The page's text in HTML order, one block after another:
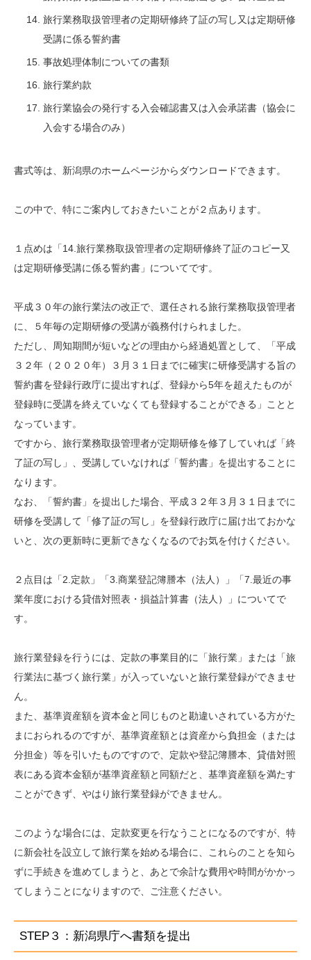
旅行業務取扱管理者の定期研修終了証の写し又は定期研修
受講に係る誓約書
事故処理体制についての書類
旅行業約款
旅行業協会の発行する入会確認書又は入会承諾書（協会に
入会する場合のみ）
書式等は、新潟県のホームページからダウンロードできます。
この中で、特にご案内しておきたいことが２点あります。
１点めは「14.旅行業務取扱管理者の定期研修終了証のコピー又
は定期研修受講に係る誓約書」についてです。
平成３０年の旅行業法の改正で、選任される旅行業務取扱管理者
に、５年毎の定期研修の受講が義務付けられました。
ただし、周知期間が短いなどの理由から経過処置として、「平成
３２年（２０２０年）３月３１日までに確実に研修受講する旨の
誓約書を登録行政庁に提出すれば、登録から5年を超えたものが
登録時に受講を終えていなくても登録することができる」ことと
なっています。
ですから、旅行業務取扱管理者が定期研修を修了していれば「終
了証の写し」、受講していなければ「誓約書」を提出することに
なります。
なお、「誓約書」を提出した場合、平成３２年３月３１日までに
研修を受講して「修了証の写し」を登録行政庁に届け出ておかな
いと、次の更新時に更新できなくなるのでお気を付けください。
２点目は「2.定款」「3.商業登記簿謄本（法人）」「7.最近の事
業年度における貸借対照表・損益計算書（法人）」についてで
す。
旅行業登録を行うには、定款の事業目的に「旅行業」または「旅
行業法に基づく旅行業」が入っていないと旅行業登録ができませ
ん。
また、基準資産額を資本金と同じものと勘違いされている方がた
まにおられるのですが、基準資産額とは資産から負担金（または
分担金）等を引いたものですので、定款や登記簿謄本、貸借対照
表にある資本金額が基準資産額と同額だと、基準資産額を満たす
ことができず、やはり旅行業登録ができません。
このような場合には、定款変更を行なうことになるのですが、特
に新会社を設立して旅行業を始める場合に、これらのことを知ら
ずに手続きを進めてしまうと、あとで余計な費用や時間がかかっ
てしまうことになりますので、ご注意ください。
STEP３：新潟県庁へ書類を提出